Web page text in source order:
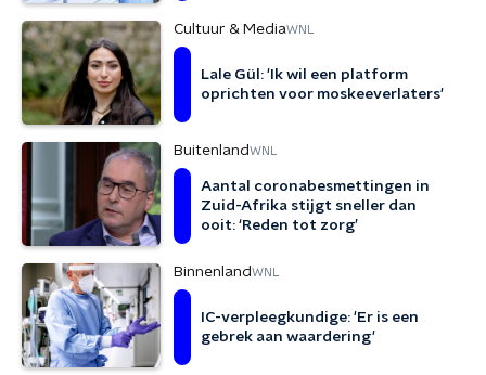
Cultuur & MediaWNL
Lale Gül: 'Ik wil een platform
oprichten voor moskeeverlaters'
BuitenlandWNL
Aantal coronabesmettingen in
Zuid-Afrika stijgt sneller dan
ooit: ‘Reden tot zorg’
BinnenlandWNL
IC-verpleegkundige: 'Er is een
gebrek aan waardering'